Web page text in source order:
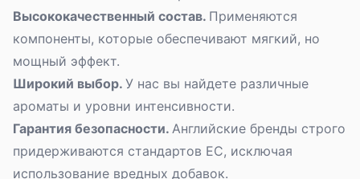
Высококачественный состав. Применяются
компоненты, которые обеспечивают мягкий, но
мощный эффект.
Широкий выбор. У нас вы найдете различные
ароматы и уровни интенсивности.
Гарантия безопасности. Английские бренды строго
придерживаются стандартов ЕС, исключая
использование вредных добавок.